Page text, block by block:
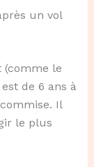
un vol
(comme le
de 6 ans à
Il
le plus